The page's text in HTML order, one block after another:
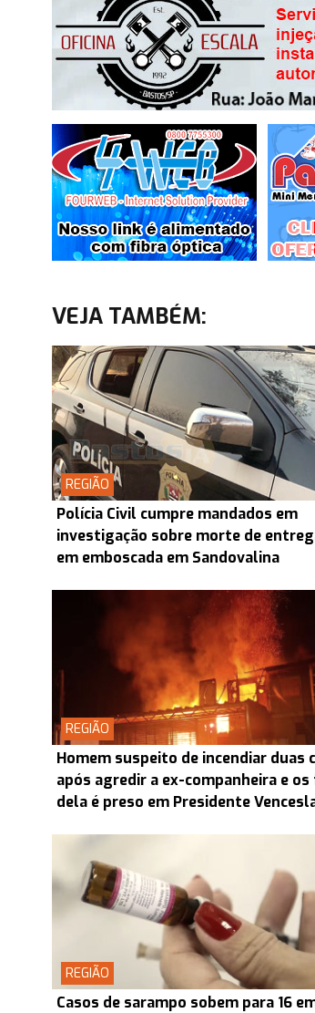
VEJA TAMBÉM:
REGIÃO
Polícia Civil cumpre mandados em
investigação sobre morte de
em emboscada em Sandovalina
REGIÃO
Homem suspeito de incendiar duas
após agredir a ex-companheira e
dela é preso em Presidente
REGIÃO
Casos de sarampo sobem para 16